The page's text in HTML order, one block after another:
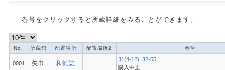
巻号をクリックすると所蔵詳細をみることができます。
No. 所蔵館 配置場所 配置場所2 巻号
0001 矢巾 和雑誌
31(4-12), 32-55
購入中止